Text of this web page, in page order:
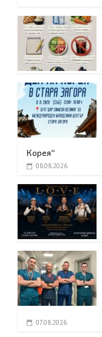
Корея“
08.08.2026
07.08.2026